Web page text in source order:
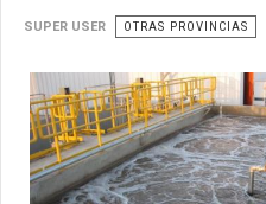
SUPER USER OTRAS PROVINCIAS